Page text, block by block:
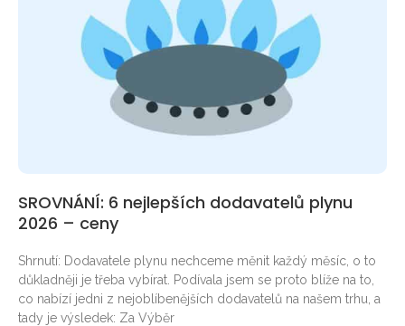
SROVNÁNÍ: 6 nejlepších dodavatelů plynu
2026 – ceny
Shrnutí: Dodavatele plynu nechceme měnit každý měsíc, o to
důkladněji je třeba vybírat. Podívala jsem se proto blíže na to,
co nabízí jedni z nejoblíbenějších dodavatelů na našem trhu, a
tady je výsledek: Za Výběr